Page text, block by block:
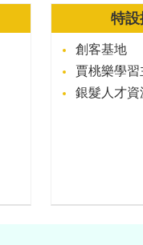
特設
創客基地
賈桃樂學習
銀髮人才資